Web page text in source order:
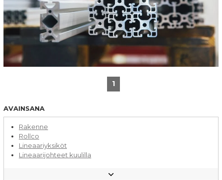
1
AVAINSANA
Rakenne
Rollco
Lineaariyksiköt
Lineaarijohteet kuulilla